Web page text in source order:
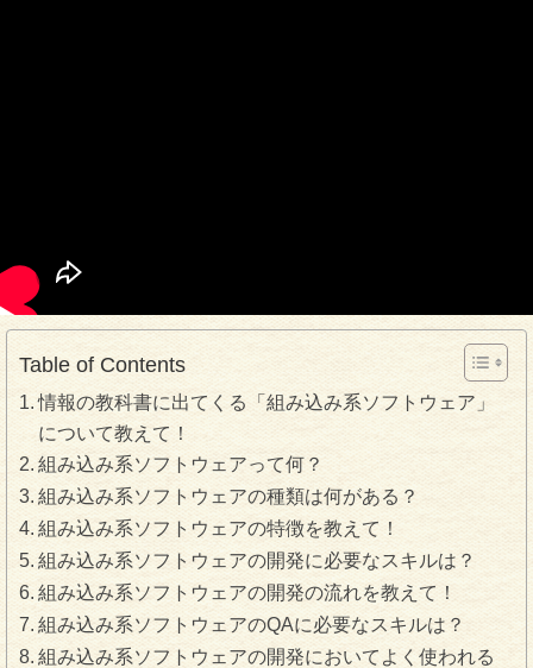
Table of Contents
情報の教科書に出てくる「組み込み系ソフトウェア」
について教えて！
組み込み系ソフトウェアって何？
組み込み系ソフトウェアの種類は何がある？
組み込み系ソフトウェアの特徴を教えて！
組み込み系ソフトウェアの開発に必要なスキルは？
組み込み系ソフトウェアの開発の流れを教えて！
組み込み系ソフトウェアのQAに必要なスキルは？
組み込み系ソフトウェアの開発においてよく使われる